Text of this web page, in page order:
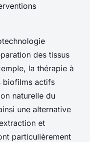
des tissus
la thérapie à
biofilms actifs
naturelle du
une alternative
et
particulièrement